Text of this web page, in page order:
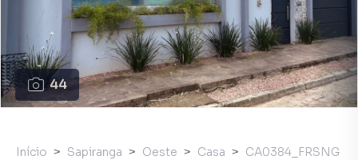
44
Início Sapiranga Oeste Casa CA0384_FRSNG